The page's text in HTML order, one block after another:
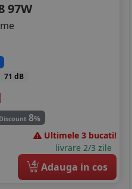
97W
71 dB
Discount 8%
Ultimele 3 bucati!
livrare 2/3 zile
4 Adauga in cos